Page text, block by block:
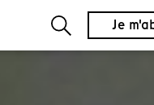
Je